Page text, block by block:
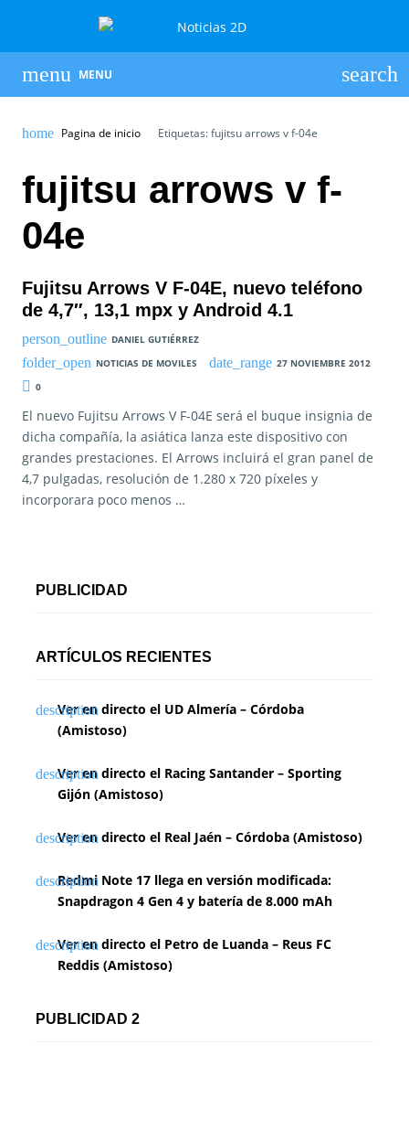
MENU
Pagina de inicio Etiquetas: fujitsu arrows v f-04e
fujitsu arrows v f-
04e
Fujitsu Arrows V F-04E, nuevo teléfono
de 4,7″, 13,1 mpx y Android 4.1
DANIEL GUTIÉRREZ
NOTICIAS DE MOVILES
27 NOVIEMBRE 2012
0
El nuevo Fujitsu Arrows V F-04E será el buque insignia de
dicha compañía, la asiática lanza este dispositivo con
grandes prestaciones. El Arrows incluirá el gran panel de
4,7 pulgadas, resolución de 1.280 x 720 píxeles y
incorporara poco menos …
PUBLICIDAD
ARTÍCULOS RECIENTES
Ver en directo el UD Almería – Córdoba
(Amistoso)
Ver en directo el Racing Santander – Sporting
Gijón (Amistoso)
Ver en directo el Real Jaén – Córdoba (Amistoso)
Redmi Note 17 llega en versión modificada:
Snapdragon 4 Gen 4 y batería de 8.000 mAh
Ver en directo el Petro de Luanda – Reus FC
Reddis (Amistoso)
PUBLICIDAD 2